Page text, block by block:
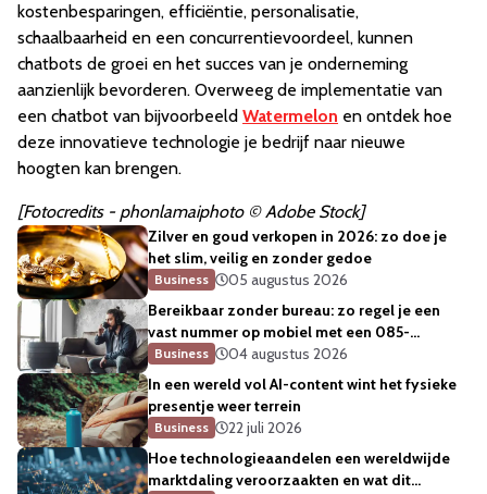
kostenbesparingen, efficiëntie, personalisatie,
schaalbaarheid en een concurrentievoordeel, kunnen
chatbots de groei en het succes van je onderneming
aanzienlijk bevorderen. Overweeg de implementatie van
een chatbot van bijvoorbeeld Watermelon en ontdek hoe
deze innovatieve technologie je bedrijf naar nieuwe
hoogten kan brengen.
[Fotocredits - phonlamaiphoto © Adobe Stock]
Zilver en goud verkopen in 2026: zo doe je
het slim, veilig en zonder gedoe
Business
05 augustus 2026
Bereikbaar zonder bureau: zo regel je een
vast nummer op mobiel met een 085-
telefoonnummer
Business
04 augustus 2026
In een wereld vol AI-content wint het fysieke
presentje weer terrein
Business
22 juli 2026
Hoe technologieaandelen een wereldwijde
marktdaling veroorzaakten en wat dit